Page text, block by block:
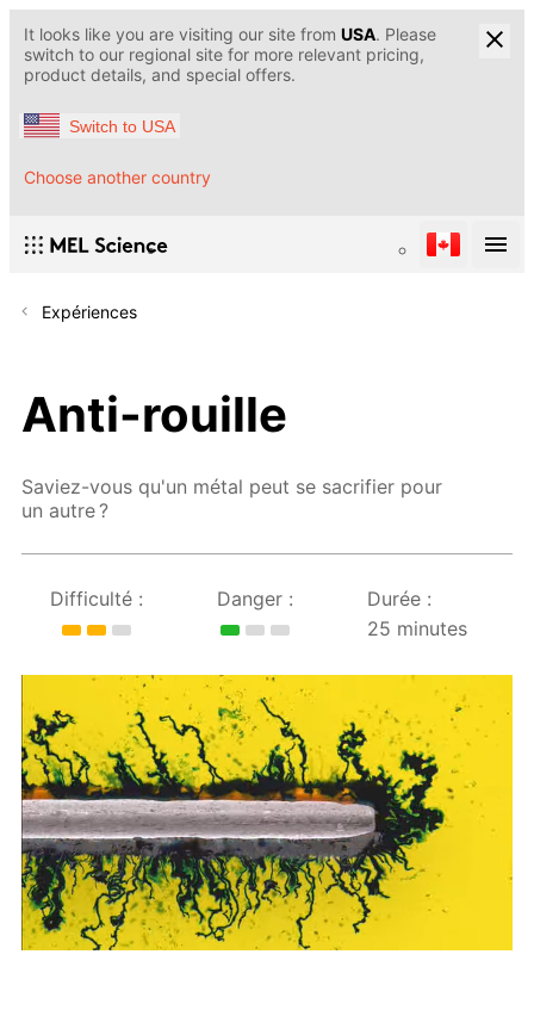
It looks like you are visiting our site from USA. Please
switch to our regional site for more relevant pricing,
product details, and special offers.
Switch to USA
Choose another country
Expériences
Anti-rouille
Saviez-vous qu'un métal peut se sacrifier pour
un autre ?
Difficulté : Danger :
Durée :
25 minutes